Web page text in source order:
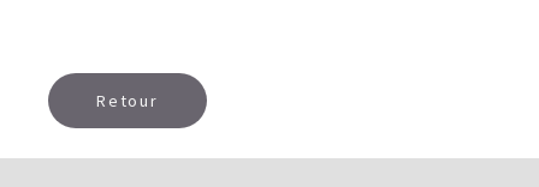
Retour